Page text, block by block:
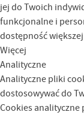
jej do Twoich
funkcjonalne i
dostępność
Więcej
Analityczne
Analityczne pliki
dostosowywać do
Cookies analityczne